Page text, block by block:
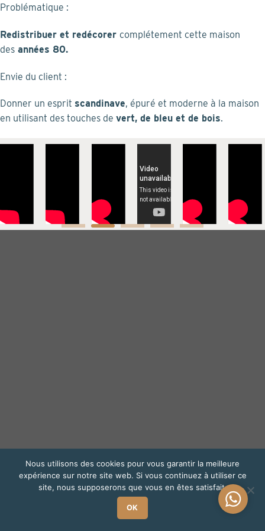
Skip
content
Problématique :
Redistribuer et redécorer complétement cette maison
des années 80.
Envie du client :
Donner un esprit scandinave, épuré et moderne à la maison
en utilisant des touches de vert, de bleu et de bois.
Nous utilisons des cookies pour vous garantir la meilleure
expérience sur notre site web. Si vous continuez à utiliser ce
site, nous supposerons que vous en êtes satisfait.
OK
Une